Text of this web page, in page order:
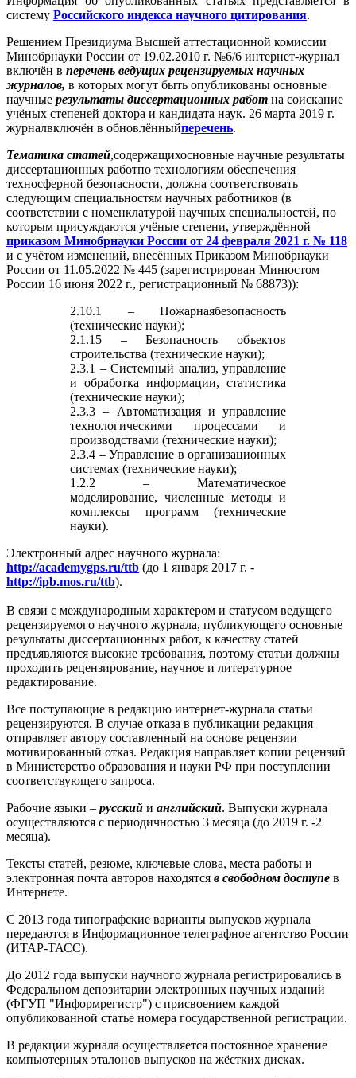
систему Российского индекса научного цитирования.
Решением Президиума Высшей аттестационной комиссии
Минобрнауки России от 19.02.2010 г. №6/6 интернет-журнал
включён в перечень ведущих рецензируемых научных
журналов, в которых могут быть опубликованы основные
научные результаты диссертационных работ на соискание
учёных степеней доктора и кандидата наук. 26 марта 2019 г.
журналвключён в обновлённыйперечень.
Тематика статей,содержащихосновные научные результаты
диссертационных работпо технологиям обеспечения
техносферной безопасности, должна соответствовать
следующим специальностям научных работников (в
соответствии с номенклатурой научных специальностей, по
которым присуждаются учёные степени, утверждённой
приказом Минобрнауки России от 24 февраля 2021 г. № 118
и с учётом изменений, внесённых Приказом Минобрнауки
России от 11.05.2022 № 445 (зарегистрирован Минюстом
России 16 июня 2022 г., регистрационный № 68873)):
2.10.1 – Пожарнаябезопасность
(технические науки);
2.1.15 – Безопасность объектов
строительства (технические науки);
2.3.1 – Системный анализ, управление
и обработка информации, статистика
(технические науки);
2.3.3 – Автоматизация и управление
технологическими процессами и
производствами (технические науки);
2.3.4 – Управление в организационных
системах (технические науки);
1.2.2 – Математическое
моделирование, численные методы и
комплексы программ (технические
науки).
Электронный адрес научного журнала:
http://academygps.ru/ttb (до 1 января 2017 г. -
http://ipb.mos.ru/ttb).
В связи с международным характером и статусом ведущего
рецензируемого научного журнала, публикующего основные
результаты диссертационных работ, к качеству статей
предъявляются высокие требования, поэтому статьи должны
проходить рецензирование, научное и литературное
редактирование.
Все поступающие в редакцию интернет-журнала статьи
рецензируются. В случае отказа в публикации редакция
отправляет автору составленный на основе рецензии
мотивированный отказ. Редакция направляет копии рецензий
в Министерство образования и науки РФ при поступлении
соответствующего запроса.
Рабочие языки – русский и английский. Выпуски журнала
осуществляются с периодичностью 3 месяца (до 2019 г. -2
месяца).
Тексты статей, резюме, ключевые слова, места работы и
электронная почта авторов находятся в свободном доступе в
Интернете.
С 2013 года типографские варианты выпусков журнала
передаются в Информационное телеграфное агентство России
(ИТАР-ТАСС).
До 2012 года выпуски научного журнала регистрировались в
Федеральном депозитарии электронных научных изданий
(ФГУП "Информрегистр") с присвоением каждой
опубликованной статье номера государственной регистрации.
В редакции журнала осуществляется постоянное хранение
компьютерных эталонов выпусков на жёстких дисках.